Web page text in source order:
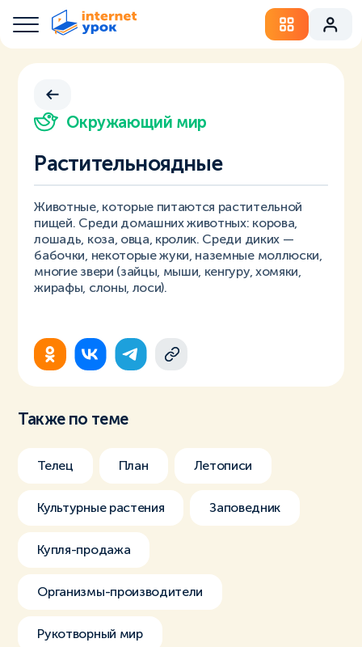
Окружающий мир
Растительноядные
Животные, которые питаются растительной
пищей. Среди домашних животных: корова,
лошадь, коза, овца, кролик. Среди диких —
бабочки, некоторые жуки, наземные моллюски,
многие звери (зайцы, мыши, кенгуру, хомяки,
жирафы, слоны, лоси).
Также по теме
Телец План Летописи
Культурные растения Заповедник
Купля-продажа
Организмы-производители
Рукотворный мир